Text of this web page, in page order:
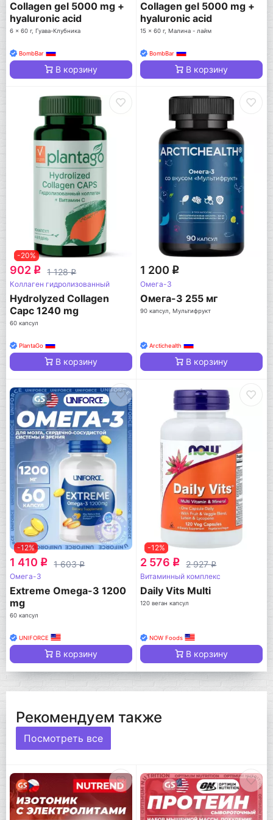
Collagen gel 5000 mg +
hyaluronic acid
6 x 60 г, Гуава-Клубника
BombBar
В корзину
Collagen gel 5000 mg +
hyaluronic acid
15 x 60 г, Малина - лайм
BombBar
В корзину
-20%
902 q 1 128q
Коллаген гидролизованный
Hydrolyzed Collagen
Capc 1240 mg
60 капсул
PlantaGo
В корзину
1 200 q
Омега-3
Омега-3 255 мг
90 капсул, Мультифрукт
Arctichealth
В корзину
-12%
1 410 q 1 603q
Омега-3
Extreme Omega-3 1200
mg
60 капсул
UNIFORCE
В корзину
-12%
2 576 q 2 927q
Витаминный комплекс
Daily Vits Multi
120 веган капсул
NOW Foods
В корзину
Рекомендуем также
Посмотреть все